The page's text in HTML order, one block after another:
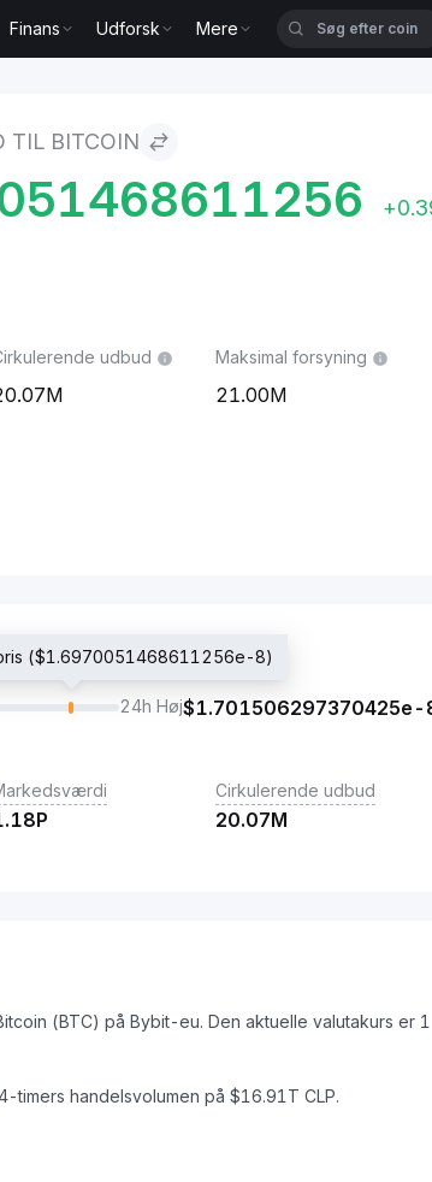
Finans Udforsk Mere
TIL BITCOIN
udbud Maksimal forsyning
21.00M
($1.6970051468611256e-8)
24h Høj$1.701506297370425e-
Cirkulerende udbud
20.07M
(BTC) på Bybit-eu. Den aktuelle valutakurs er 1
handelsvolumen på $16.91T CLP.